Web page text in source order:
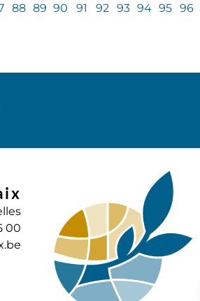
88 89 90 91 92 93 94 95 96
00